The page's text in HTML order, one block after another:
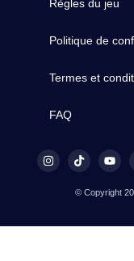
Règles du jeu
Politique de
Termes et
FAQ
© Copyright